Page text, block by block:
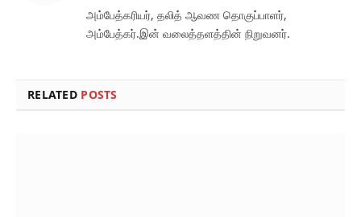
அம்பேத்கரியர், தலித் ஆவண தொகுப்பாளர்,
அம்பேத்கர்.இன் வலைத்தளத்தின் நிறுவனர்.
RELATED POSTS